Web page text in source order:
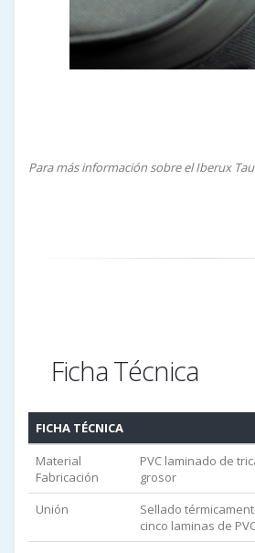
Para más información sobre el Iberux
Ficha Técnica
FICHA TÉCNICA
Material
Fabricación
PVC laminado de
grosor
Unión
Sellado
cinco laminas de